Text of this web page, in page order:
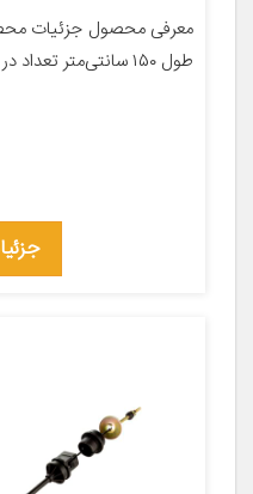
طول ۱۵۰ سانتی‌متر تعداد در بسته‌بندی ۱